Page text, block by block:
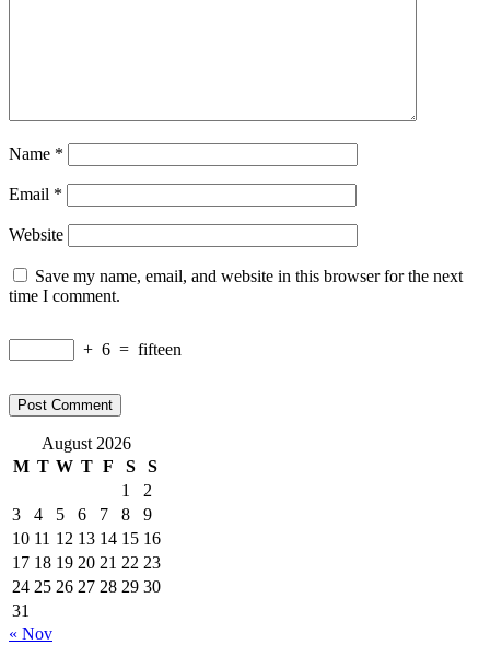
Name *
Email *
Website
Save my name, email, and website in this browser for the next
time I comment.
+ 6 = fifteen
August 2026
M T W T F S
S
1
2
3
4 5 6 7 8
9
10 11 12 13 14 15 16
17 18 19 20 21 22 23
24 25 26 27 28 29 30
31
« Nov